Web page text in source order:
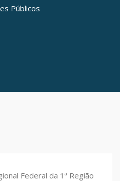
Públicos
Federal da 1ª Região